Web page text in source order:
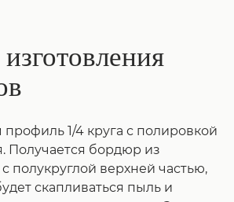
1/4 круга с полировкой
Получается бордюр из
полукруглой верхней частью,
скапливаться пыль и